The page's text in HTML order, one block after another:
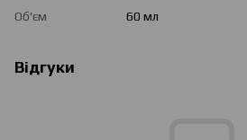
Об'єм 60 мл
Відгуки